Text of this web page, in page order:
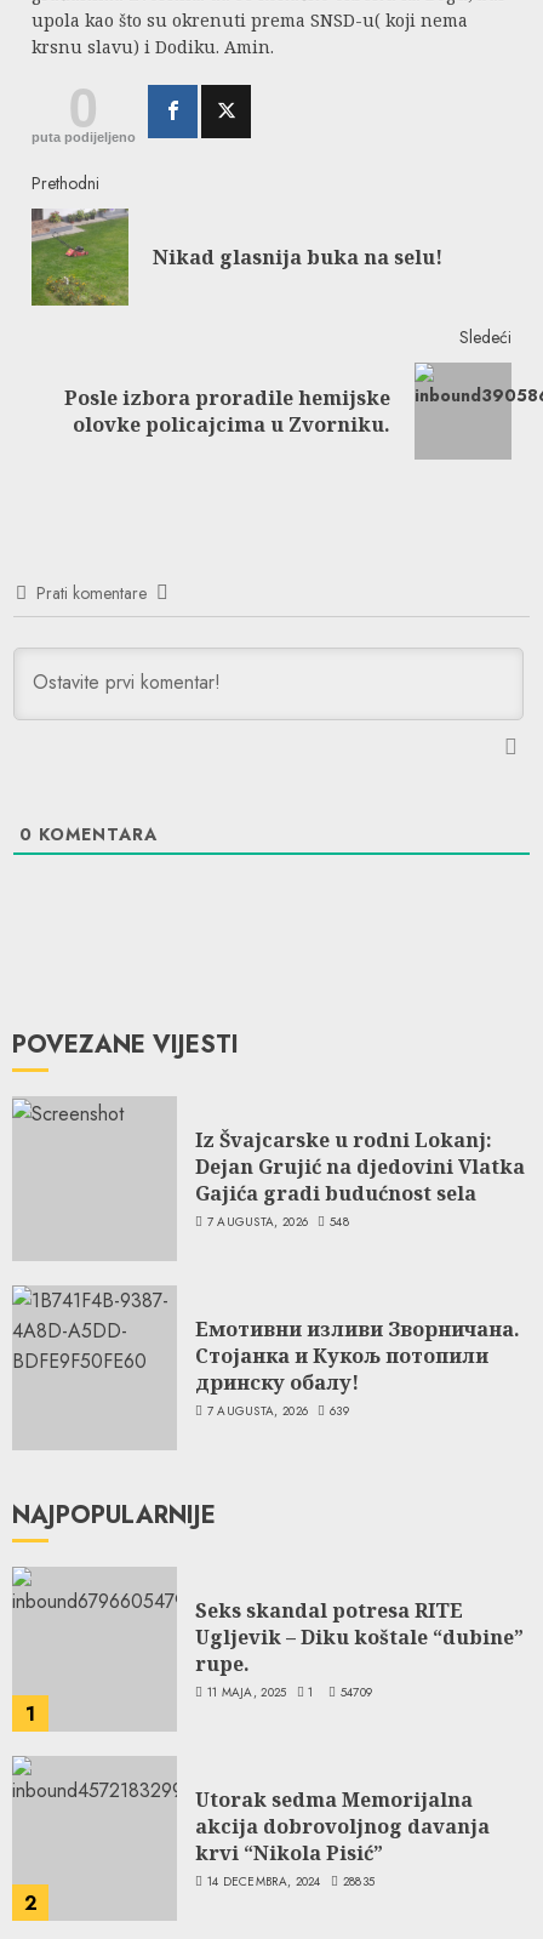
upola kao što su okrenuti prema SNSD-u( koji nema
krsnu slavu) i Dodiku. Amin.
0
puta podijeljeno
Continue
Reading
Prethodni
Nikad glasnija buka na selu!
Sledeći
NextPosle izbora proradile hemijske
olovke policajcima u Zvorniku.
Prati komentare
0 KOMENTARA
POVEZANE VIJESTI
Iz Švajcarske u rodni Lokanj:
Dejan Grujić na djedovini Vlatka
Gajića gradi budućnost sela
7 AUGUSTA, 2026 548
Емотивни изливи Зворничана.
Стојанка и Кукољ потопили
дринску обалу!
7 AUGUSTA, 2026 639
NAJPOPULARNIJE
1
Seks skandal potresa RITE
Ugljevik – Diku koštale “dubine”
rupe.
11 MAJA, 2025 1 54709
2
Utorak sedma Memorijalna
akcija dobrovoljnog davanja
krvi “Nikola Pisić”
14 DECEMBRA, 2024 28835